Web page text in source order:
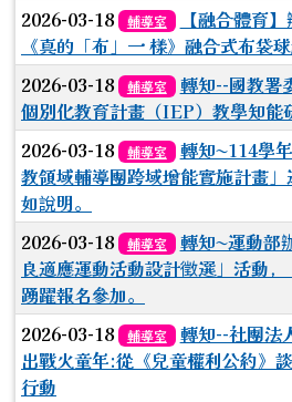
2026-03-18 輔導室
【融合體育
《真的「布」一 樣》融合式布袋
2026-03-18 輔導室
轉知--國教署
個別化教育計畫（IEP）教學知能
2026-03-18 輔導室
轉知~114學
教領域輔導團跨域增能實施計畫
如說明。
2026-03-18 輔導室
轉知~運動部
良適應運動活動設計徵選」活動
踴躍報名參加。
2026-03-18 輔導室
轉知--社團法
出戰火童年:從《兒童權利公約》
行動